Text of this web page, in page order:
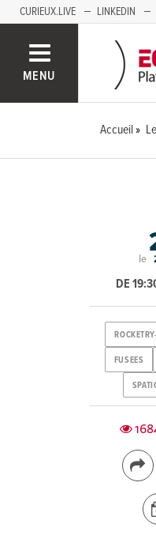
CURIEUX.LIVE LINKEDIN
MENU
Accueil
le
DE
FUSEES